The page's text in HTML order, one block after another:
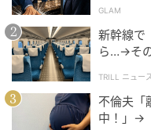
作画：ふるみ
※ベビーカレンダーが
めた読者様の体験談を
時期：2026年3月）
GLAM
新幹線で
ら…→そ
TRILL ニュース
不倫夫「
中！」→